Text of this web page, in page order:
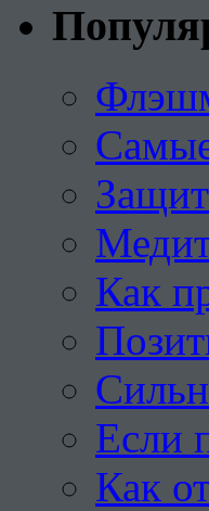
Как
Если
Как